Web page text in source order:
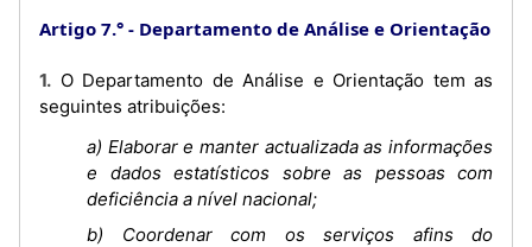
Artigo 7.° Departamento de Análise e Orientação
1. O Departamento de Análise e Orientação tem as
seguintes atribuições:
a) Elaborar e manter actualizada as informações
e dados estatísticos sobre as pessoas com
deficiência a nível nacional;
b) Coordenar com os serviços afins do